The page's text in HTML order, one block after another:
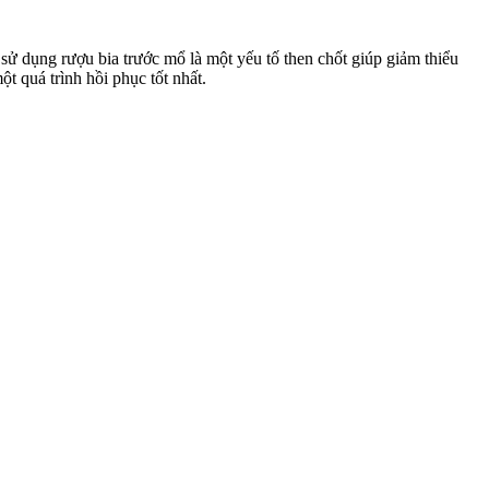
dụng rượu bia trước mổ là một yếu tố then chốt giúp giảm thiểu
quá trình hồi phục tốt nhất.